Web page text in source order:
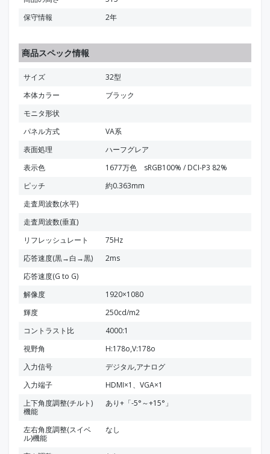
保守情報
2年
商品スペック情報
サイズ
32型
本体カラー
ブラック
モニタ形状
パネル方式
VA系
表面処理
ハーフグレア
表示色
1677万色 sRGB100% / DCI-P3 82%
ピッチ
約0.363mm
走査周波数(水平)
走査周波数(垂直)
リフレッシュレート
75Hz
応答速度(黒→白→黒)
2ms
応答速度(G to G)
解像度
1920×1080
輝度
250cd/m2
コントラスト比
4000:1
視野角
H:178o,V:178o
入力信号
デジタル,アナログ
入力端子
HDMI×1、VGA×1
上下角度調整(チルト)
機能
あり+「-5°～+15°」
左右角度調整(スイベ
ル)機能
なし